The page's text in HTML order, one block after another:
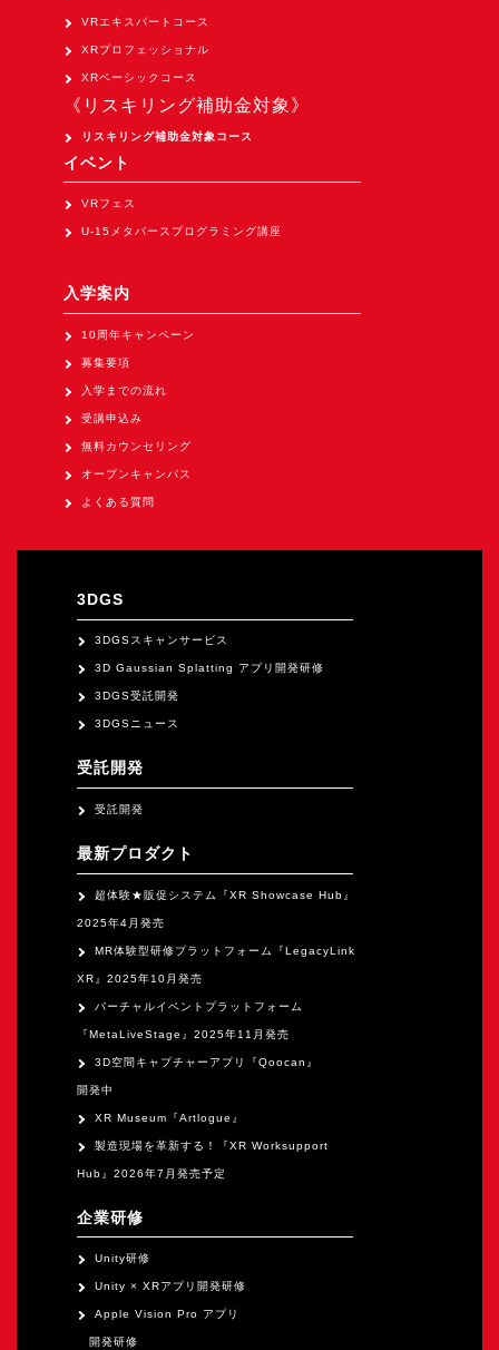
XRビジネスフォーラム
《展示会》
TOKYO DIGICONX2026
（1/8～10東京ビッグサイト）に出展。
オートモーティブワールド2026
（1/21～23東京ビッグサイト）に出展。
Tsumiki Community Day 2026
《求人》
求人申込み
VRエキスパートコース
XRプロフェッショナル
XRベーシックコース
《リスキリング補助金対象》
リスキリング補助金対象コース
イベント
VRフェス
U-15メタバースプログラミング講座
入学案内
10周年キャンペーン
募集要項
入学までの流れ
受講申込み
無料カウンセリング
オープンキャンパス
よくある質問
3DGS
3DGSスキャンサービス
3D Gaussian Splatting アプリ開発研修
3DGS受託開発
3DGSニュース
受託開発
受託開発
最新プロダクト
超体験★販促システム『XR Showcase Hub』
2025年4月発売
MR体験型研修プラットフォーム『LegacyLink
XR』2025年10月発売
バーチャルイベントプラットフォーム
『MetaLiveStage』2025年11月発売
3D空間キャプチャーアプリ『Qoocan』
開発中
XR Museum『Artlogue』
製造現場を革新する！『XR Worksupport
Hub』2026年7月発売予定
企業研修
Unity研修
Unity × XRアプリ開発研修
Apple Vision Pro アプリ
開発研修